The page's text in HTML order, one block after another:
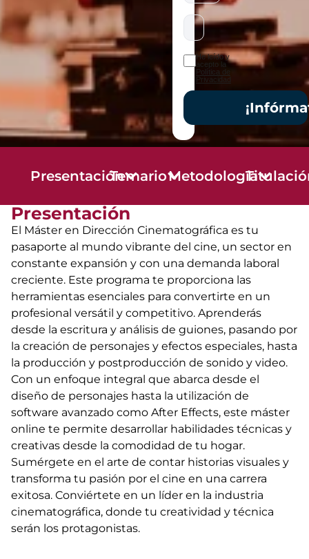
He leído y
acepto la
Política de
Privacidad
PresentaciónTemarioMetodología
Presentación
El Máster en Dirección Cinematográfica es tu
pasaporte al mundo vibrante del cine, un sector en
constante expansión y con una demanda laboral
creciente. Este programa te proporciona las
herramientas esenciales para convertirte en un
profesional versátil y competitivo. Aprenderás
desde la escritura y análisis de guiones, pasando por
la creación de personajes y efectos especiales, hasta
la producción y postproducción de sonido y video.
Con un enfoque integral que abarca desde el
diseño de personajes hasta la utilización de
software avanzado como After Effects, este máster
online te permite desarrollar habilidades técnicas y
creativas desde la comodidad de tu hogar.
Sumérgete en el arte de contar historias visuales y
transforma tu pasión por el cine en una carrera
exitosa. Conviértete en un líder en la industria
cinematográfica, donde tu creatividad y técnica
serán los protagonistas.